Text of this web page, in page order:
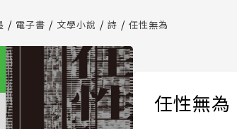
】琅琅讀墨數位閱讀資產合併與書櫃開
電子書 文學小說 詩 任性無為
任性無為